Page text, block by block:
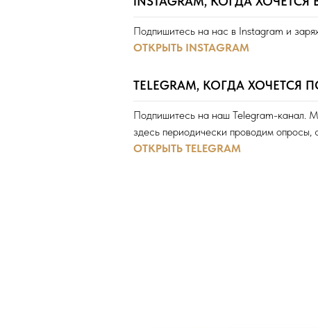
Подпишитесь на нас в Instagram и
ОТКРЫТЬ INSTAGRAM
TELEGRAM, КОГДА
Подпишитесь на наш Telegram-канал.
здесь периодически проводим
ОТКРЫТЬ TELEGRAM